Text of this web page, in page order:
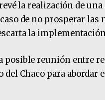
la realización de
de no prosperar las
la
posible reunión entre
del Chaco para abordar